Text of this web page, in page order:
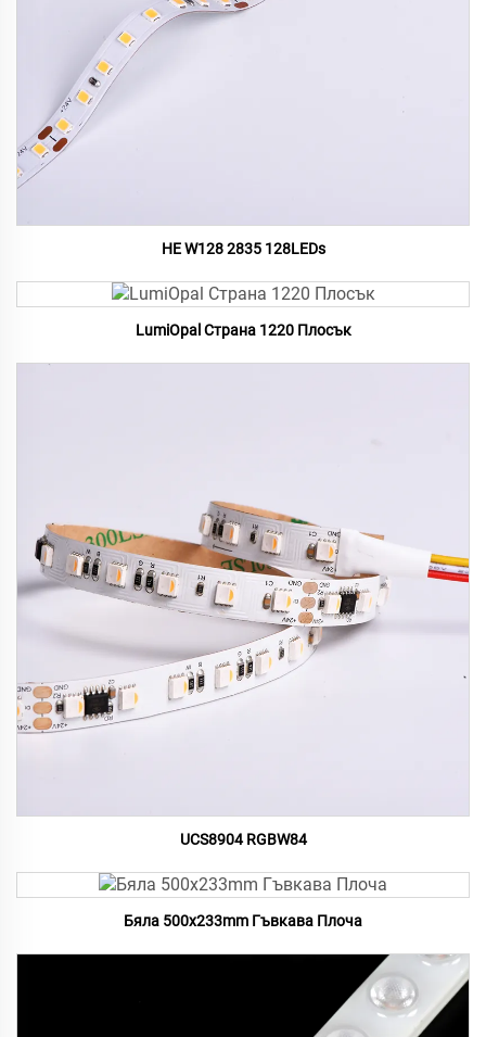
HE W128 2835 128LEDs
LumiOpal Страна 1220 Плосък
UCS8904 RGBW84
Бяла 500x233mm Гъвкава Плоча